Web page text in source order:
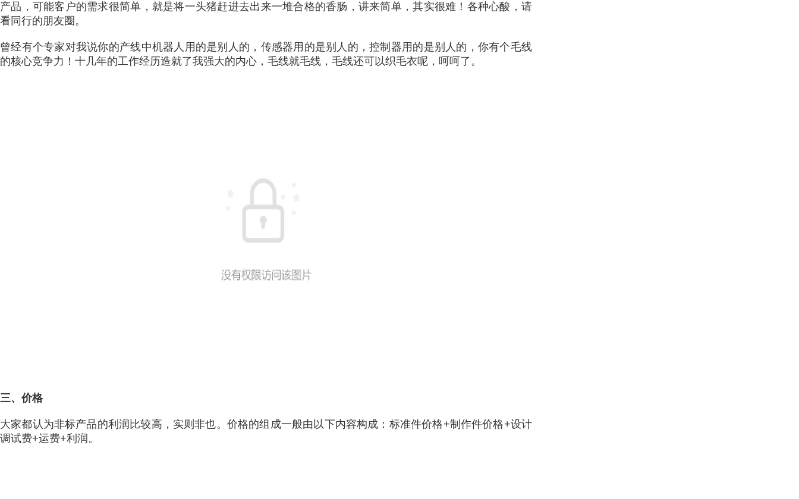
产品，可能客户的需求很简单，就是将一头猪赶进去出来一堆合格的香肠，讲来简单，其实很难！各种心酸，请
看同行的朋友圈。
曾经有个专家对我说你的产线中机器人用的是别人的，传感器用的是别人的，控制器用的是别人的，你有个毛线
的核心竞争力！十几年的工作经历造就了我强大的内心，毛线就毛线，毛线还可以织毛衣呢，呵呵了。
三、价格
大家都认为非标产品的利润比较高，实则非也。价格的组成一般由以下内容构成：标准件价格+制作件价格+设计
调试费+运费+利润。